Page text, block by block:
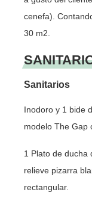
cenefa).
30 m2.
Sanitarios
Inodoro y 1 bide
modelo The Gap
1 Plato de ducha
relieve pizarra
rectangular.